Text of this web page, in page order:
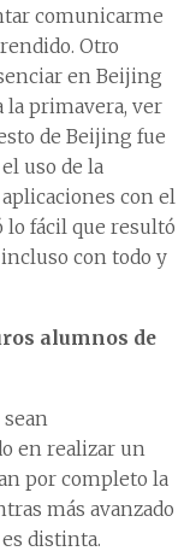
comunicarme
Otro
en Beijing
la primavera, ver
de Beijing fue
uso de la
con el
lo fácil que resultó
con todo y
alumnos de
en realizar un
por completo la
más avanzado
distinta.